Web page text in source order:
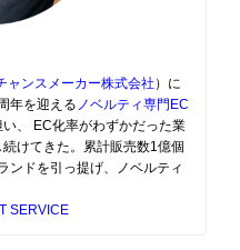
ャンスメーカー株式会社 ）に
年を迎える ノベルティ専門EC
、 EC化率がわずかだった業
けてきた。累計販売数1億個
ンドを引っ提げ、ノベルティ
SERVICE